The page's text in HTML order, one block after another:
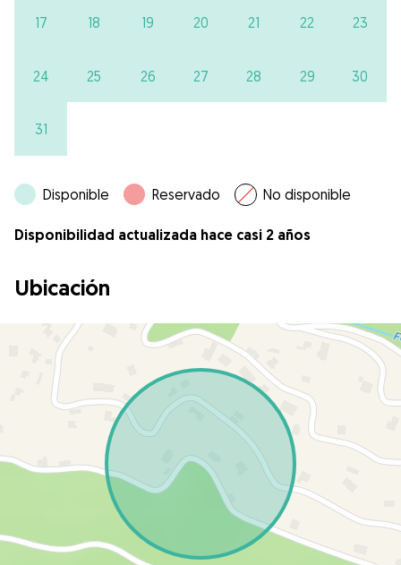
17 18 19 20 21 22 23
24 25 26 27 28 29 30
31
Disponible Reservado No disponible
Disponibilidad actualizada hace casi 2 años
Ubicación